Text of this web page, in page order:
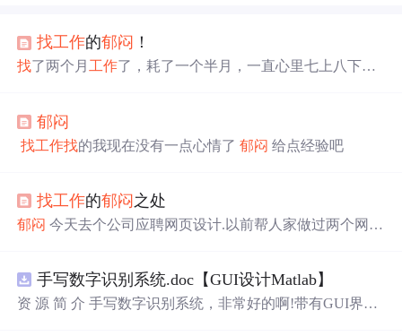
找工作的郁闷 ！
找了两个月 工作了，耗了一个半月，一直心里七上八下
郁闷
找工作找的我现在没有一点心情了郁闷 给点经验吧
找工作的郁闷之处
郁闷 今天去个公司应聘网页设计.以前帮人家做过两个网
了几个问题,我是丈二和尚摸不着头脑,乱答一气,结果那个
公司的面试官对我说,"你也太业余了",郁闷.不过还好,那个
手写数字识别系统.doc【GUI设计Matlab】
资 源 简 介 手写数字识别系统，非常好的啊!带有GUI界